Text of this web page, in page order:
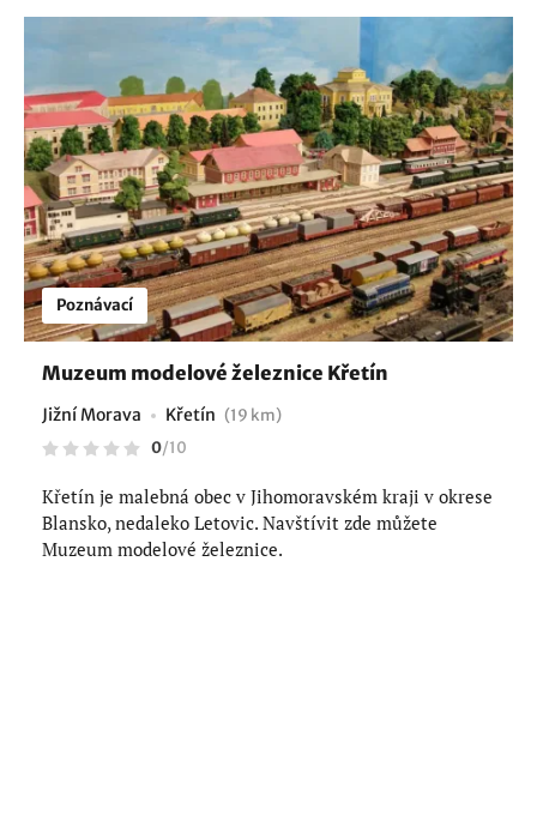
Poznávací
Muzeum modelové železnice Křetín
Jižní Morava Křetín (19 km)
0/10
Křetín je malebná obec v Jihomoravském kraji v okrese
Blansko, nedaleko Letovic. Navštívit zde můžete
Muzeum modelové železnice.